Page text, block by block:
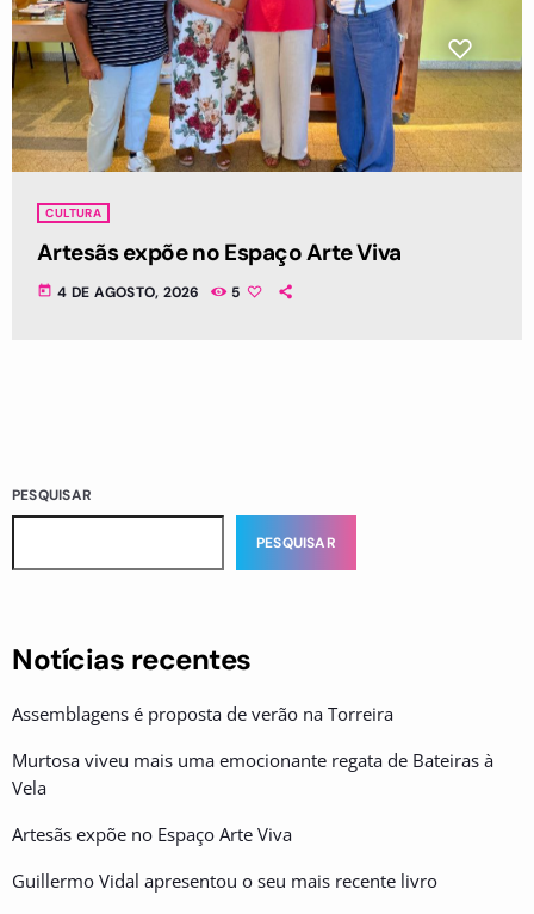
CULTURA
Artesãs expõe no Espaço Arte Viva
today 4 DE AGOSTO, 2026 5
PESQUISAR
PESQUISAR
Notícias recentes
Assemblagens é proposta de verão na Torreira
Murtosa viveu mais uma emocionante regata de Bateiras à
Vela
Artesãs expõe no Espaço Arte Viva
Guillermo Vidal apresentou o seu mais recente livro